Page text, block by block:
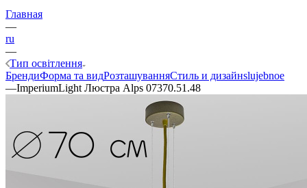
Главная
—
ru
—
Тип освітлення
БрендиФорма та видРозташуванняСтиль и дизайнslujebnoe
—ImperiumLight Люстра Alps 07370.51.48